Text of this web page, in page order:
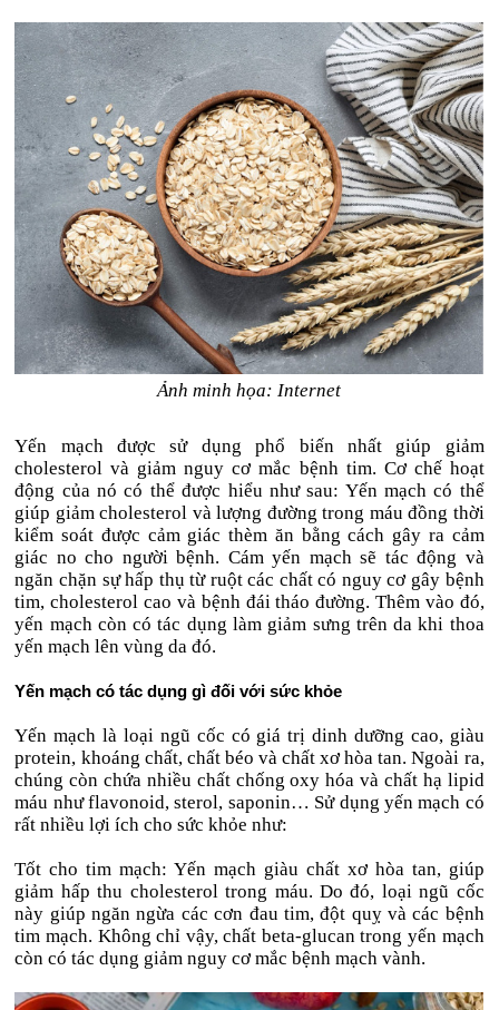
Ảnh minh họa: Internet
Yến mạch được sử dụng phổ biến nhất giúp giảm
cholesterol và giảm nguy cơ mắc bệnh tim. Cơ chế hoạt
động của nó có thể được hiểu như sau: Yến mạch có thể
giúp giảm cholesterol và lượng đường trong máu đồng thời
kiểm soát được cảm giác thèm ăn bằng cách gây ra cảm
giác no cho người bệnh. Cám yến mạch sẽ tác động và
ngăn chặn sự hấp thụ từ ruột các chất có nguy cơ gây bệnh
tim, cholesterol cao và bệnh đái tháo đường. Thêm vào đó,
yến mạch còn có tác dụng làm giảm sưng trên da khi thoa
yến mạch lên vùng da đó.
Yến mạch có tác dụng gì đối với sức khỏe
Yến mạch là loại ngũ cốc có giá trị dinh dưỡng cao, giàu
protein, khoáng chất, chất béo và chất xơ hòa tan. Ngoài ra,
chúng còn chứa nhiều chất chống oxy hóa và chất hạ lipid
máu như flavonoid, sterol, saponin… Sử dụng yến mạch có
rất nhiều lợi ích cho sức khỏe như:
Tốt cho tim mạch: Yến mạch giàu chất xơ hòa tan, giúp
giảm hấp thu cholesterol trong máu. Do đó, loại ngũ cốc
này giúp ngăn ngừa các cơn đau tim, đột quỵ và các bệnh
tim mạch. Không chỉ vậy, chất beta-glucan trong yến mạch
còn có tác dụng giảm nguy cơ mắc bệnh mạch vành.